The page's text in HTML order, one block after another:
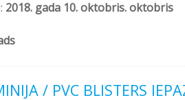
2018. gada 10. oktobris. oktobris
/ PVC BLISTERS